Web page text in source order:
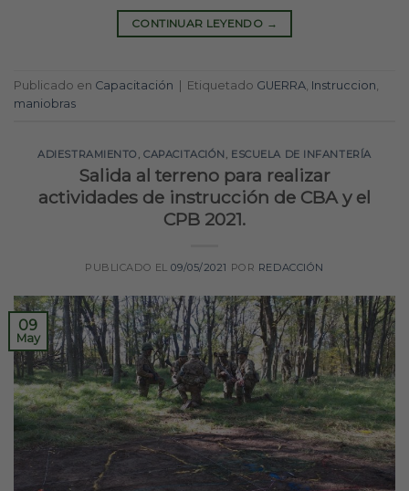
CONTINUAR LEYENDO →
Publicado en Capacitación Etiquetado GUERRA, Instruccion,
maniobras
ADIESTRAMIENTO ,CAPACITACIÓN ESCUELA DE INFANTERÍA
Salida al terreno para realizar
actividades de instrucción de CBA y el
CPB 2021.
PUBLICADO EL09/05/2021 POR REDACCIÓN
09
May